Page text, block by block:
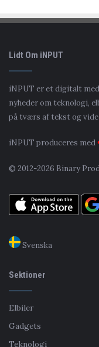
Lidt Om iNPUT
iNPUT er et digitalt
nyheder om teknologi,
på tværs af tekst og
iNPUT produceres med
© 2012-2026 Binary
Svenska
Sektioner
Elbiler
Gadgets
Teknologi